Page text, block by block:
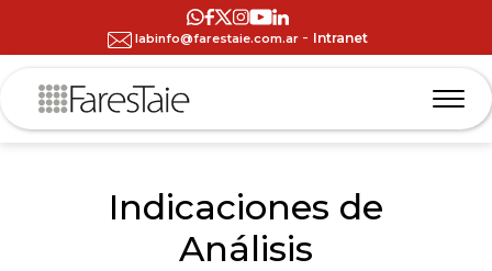
labinfo@farestaie.com.ar - Intranet
Indicaciones de
Análisis